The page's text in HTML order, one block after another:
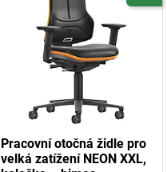
Pracovní otočná židle pro
velká zatížení NEON XXL,